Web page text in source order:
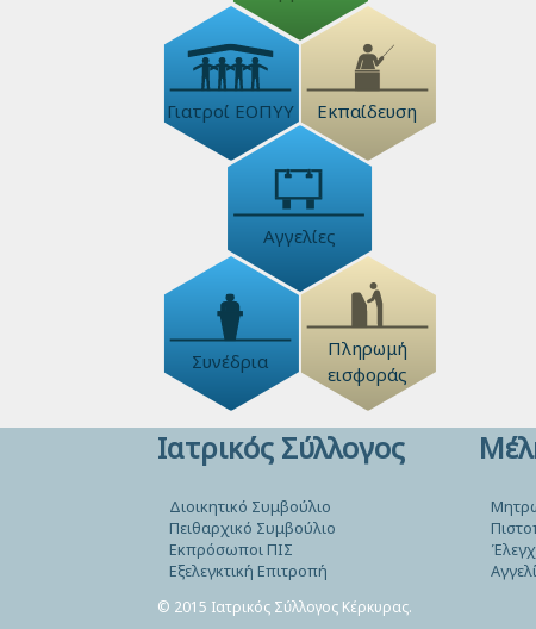
Γιατροί ΕΟΠΥΥ Εκπαίδευση
Αγγελίες
Συνέδρια
Πληρωμή
εισφοράς
Ιατρικός Σύλλογος
Διοικητικό Συμβούλιο
Πειθαρχικό Συμβούλιο
Εκπρόσωποι ΠΙΣ
Εξελεγκτική Επιτροπή
© 2015 Ιατρικός Σύλλογος Κέρκυρας.